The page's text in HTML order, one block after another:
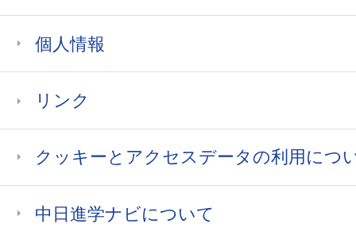
個人情報
リンク
クッキーとアクセスデータの利用につ
中日進学ナビについて